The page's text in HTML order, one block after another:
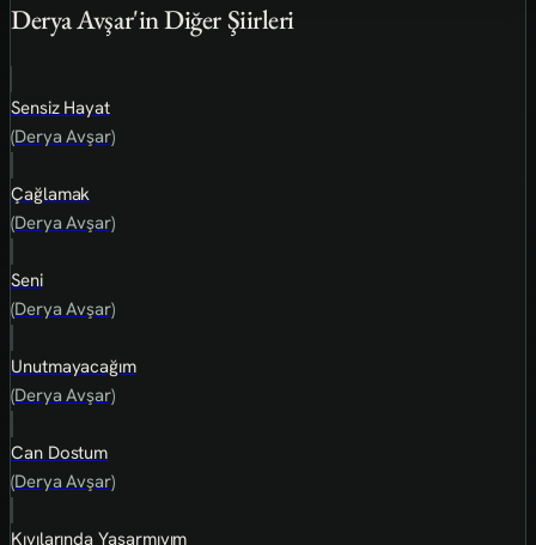
Derya Avşar'in Diğer Şiirleri
Sensiz Hayat
(Derya Avşar)
Çağlamak
(Derya Avşar)
Seni
(Derya Avşar)
Unutmayacağım
(Derya Avşar)
Can Dostum
(Derya Avşar)
Kıyılarında Yaşarmıyım